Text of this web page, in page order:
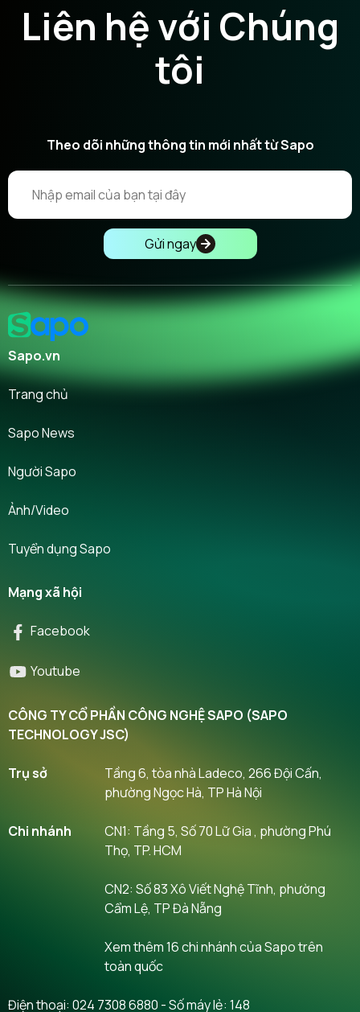
Liên hệ với Chúng
tôi
Theo dõi những thông tin mới nhất từ Sapo
Gửi ngay
Sapo.vn
Trang chủ
Sapo News
Người Sapo
Ảnh/Video
Tuyển dụng Sapo
Mạng xã hội
Facebook
Youtube
CÔNG TY CỔ PHẦN CÔNG NGHỆ SAPO (SAPO
TECHNOLOGY JSC)
Trụ sở
Tầng 6, tòa nhà Ladeco, 266 Đội Cấn,
phường Ngọc Hà, TP Hà Nội
Chi nhánh
CN1: Tầng 5, Số 70 Lữ Gia , phường Phú
Thọ, TP. HCM
CN2: Số 83 Xô Viết Nghệ Tĩnh, phường
Cẩm Lệ, TP Đà Nẵng
Xem thêm 16 chi nhánh của Sapo trên
toàn quốc
Điện thoại: 024 7308 6880 - Số máy lẻ: 148